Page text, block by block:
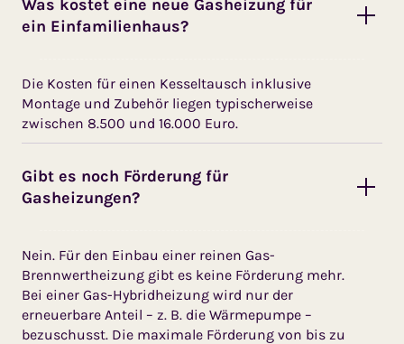
Was kostet eine neue Gasheizung für
ein Einfamilienhaus?
Die Kosten für einen Kesseltausch inklusive
Montage und Zubehör liegen typischerweise
zwischen 8.500 und 16.000 Euro.
Gibt es noch Förderung für
Gasheizungen?
Nein. Für den Einbau einer reinen Gas-
Brennwertheizung gibt es keine Förderung mehr.
Bei einer Gas-Hybridheizung wird nur der
erneuerbare Anteil – z. B. die Wärmepumpe –
bezuschusst. Die maximale Förderung von bis zu